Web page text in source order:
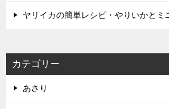
ヤリイカの簡単レシピ・やりいかとミ
カテゴリー
あさり